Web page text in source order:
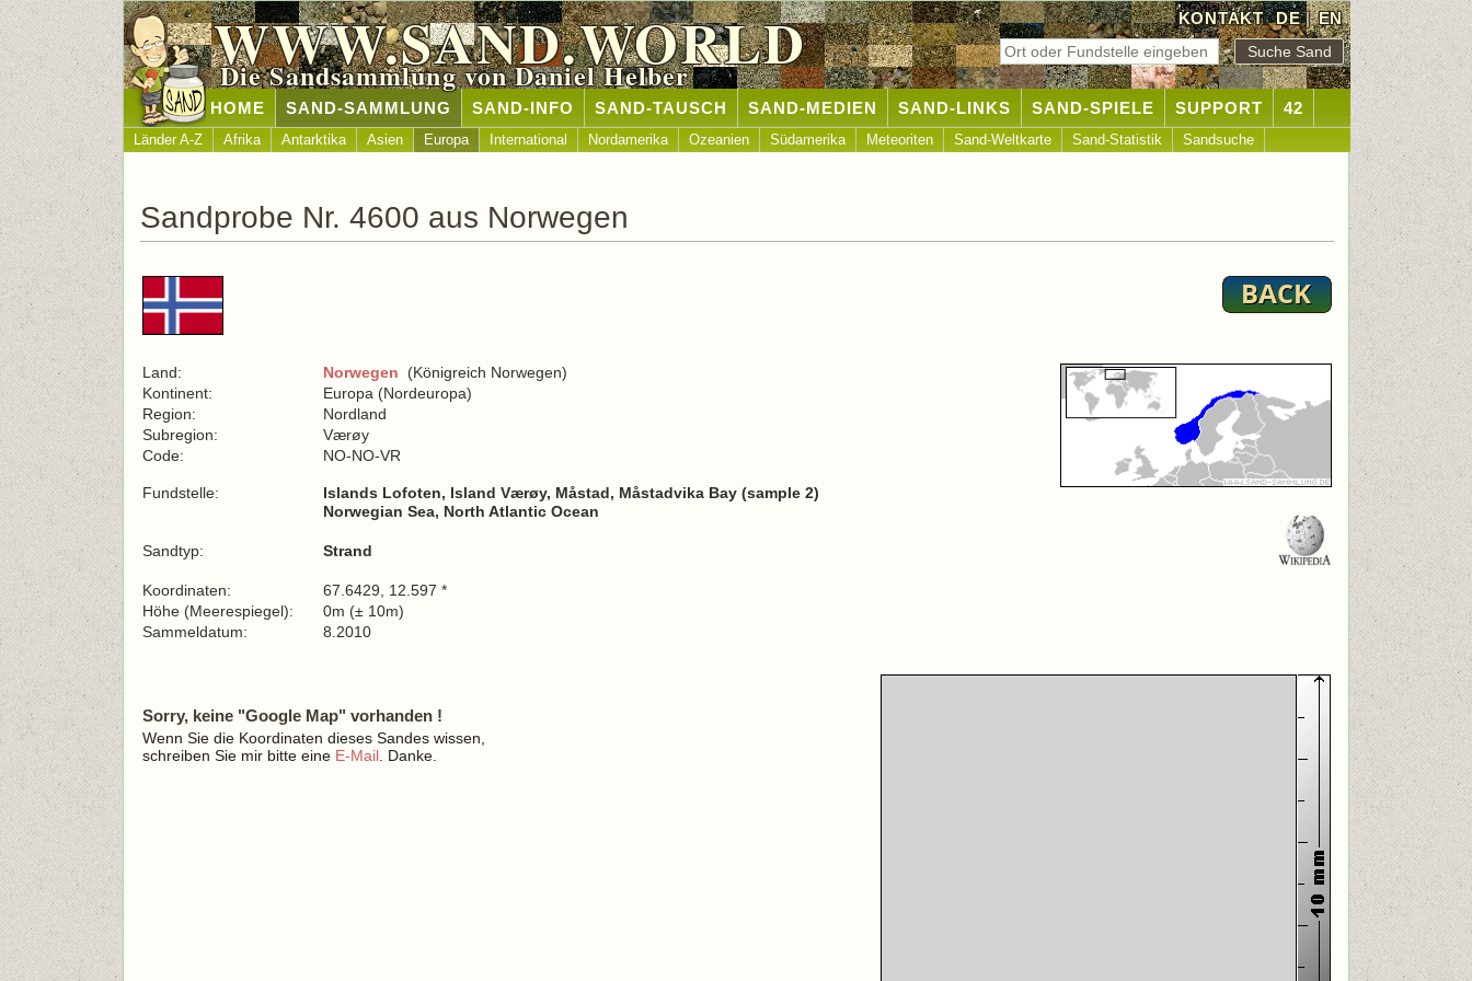
KONTAKT DE|EN
WWW.SAND.WORLD
Die Sandsammlung von Daniel Helber
HOME SAND-SAMMLUNG SAND-INFO SAND-TAUSCH SAND-MEDIEN SAND-LINKS SAND-SPIELE SUPPORT 42
Länder A-Z Afrika Antarktika Asien Europa International Nordamerika Ozeanien Südamerika Meteoriten Sand-Weltkarte Sand-Statistik Sandsuche
Sandprobe Nr. 4600 aus Norwegen
Land: Norwegen (Königreich Norwegen)
Kontinent:
Europa (Nordeuropa)
Region:
Nordland
Subregion:
Værøy
Code:
NO-NO-VR
Fundstelle:
Islands Lofoten, Island Værøy, Måstad, Måstadvika Bay (sample 2)
Norwegian Sea, North Atlantic Ocean
Sandtyp: Strand
Koordinaten:
67.6429, 12.597 *
Höhe (Meerespiegel):
0m (± 10m)
Sammeldatum:
8.2010
Sorry, keine "Google Map" vorhanden !
Wenn Sie die Koordinaten dieses Sandes wissen,
schreiben Sie mir bitte eine E-Mail . Danke.